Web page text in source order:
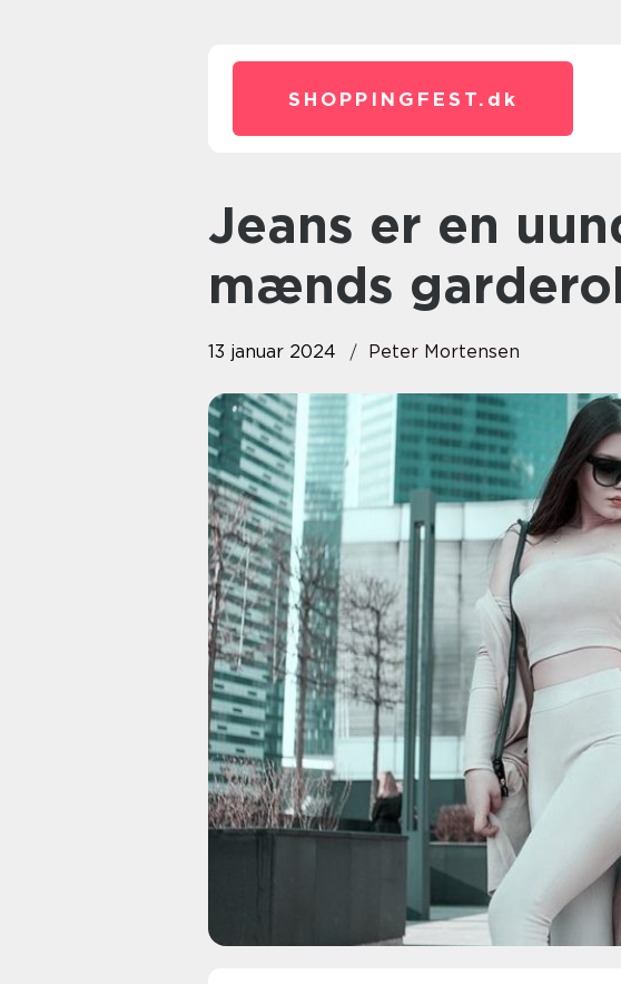
SHOPPINGFEST. dk
Jeans er en uundværlig del af
mænds
13 januar 2024 Peter Mortensen